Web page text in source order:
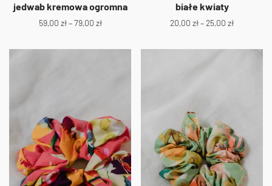
jedwab kremowa ogromna
59,00 zł – 79,00 zł
białe kwiaty
20,00 zł– 25,00 zł